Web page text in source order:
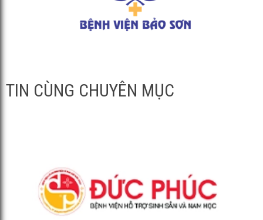
TIN CÙNG CHUYÊN MỤC